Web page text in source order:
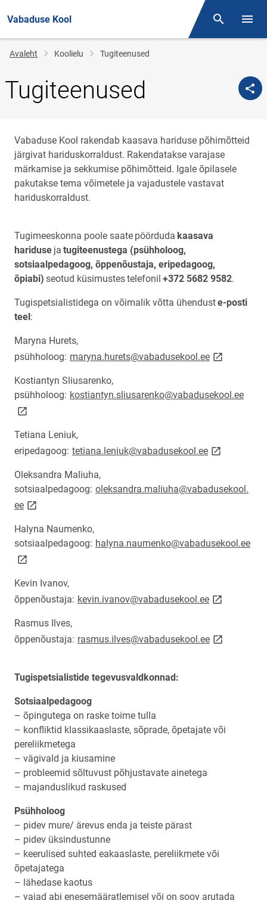
Vabaduse Kool Otsing
Jälglink
Avaleht Koolielu Tugiteenused
Tugiteenused
Vabaduse Kool rakendab kaasava hariduse põhimõtteid
järgivat hariduskorraldust. Rakendatakse varajase
märkamise ja sekkumise põhimõtteid. Igale õpilasele
pakutakse tema võimetele ja vajadustele vastavat
hariduskorraldust.
Tugimeeskonna poole saate pöörduda kaasava
hariduse ja tugiteenustega (psühholoog,
sotsiaalpedagoog, õppenõustaja, eripedagoog,
õpiabi) seotud küsimustestelefonil +372 5682 9582.
Tugispetsialistidega on võimalik võtta ühenduste-posti
teel:
Maryna Hurets,
psühholoog: maryna.hurets@vabadusekool.eelink opens
Kostiantyn Sliusarenko,
psühholoog: kostiantyn.sliusarenko@vabadusekool.eelink
Tetiana Leniuk,
eripedagoog: tetiana.leniuk@vabadusekool.eelink opens on
Oleksandra Maliuha,
sotsiaalpedagoog: oleksandra.maliuha@vabadusekool.
eelink opens on new page
Halyna Naumenko,
sotsiaalpedagoog: halyna.naumenko@vabadusekool.eelink
Kevin Ivanov,
õppenõustaja: kevin.ivanov@vabadusekool.eelink opens on
Rasmus Ilves,
õppenõustaja: rasmus.ilves@vabadusekool.eelink opens
Tugispetsialistide tegevusvaldkonnad:
Sotsiaalpedagoog
– õpingutega on raske toime tulla
– konfliktid klassikaaslaste, sõprade, õpetajate või
pereliikmetega
– vägivald ja kiusamine
– probleemid sõltuvust põhjustavate ainetega
– majanduslikud raskused
Psühholoog
– pidev mure/ ärevus enda ja teiste pärast
– pidev üksindustunne
– keerulised suhted eakaaslaste, pereliikmete või
õpetajatega
– lähedase kaotus
– vajad abi enesemääratlemisel või on soov arutada